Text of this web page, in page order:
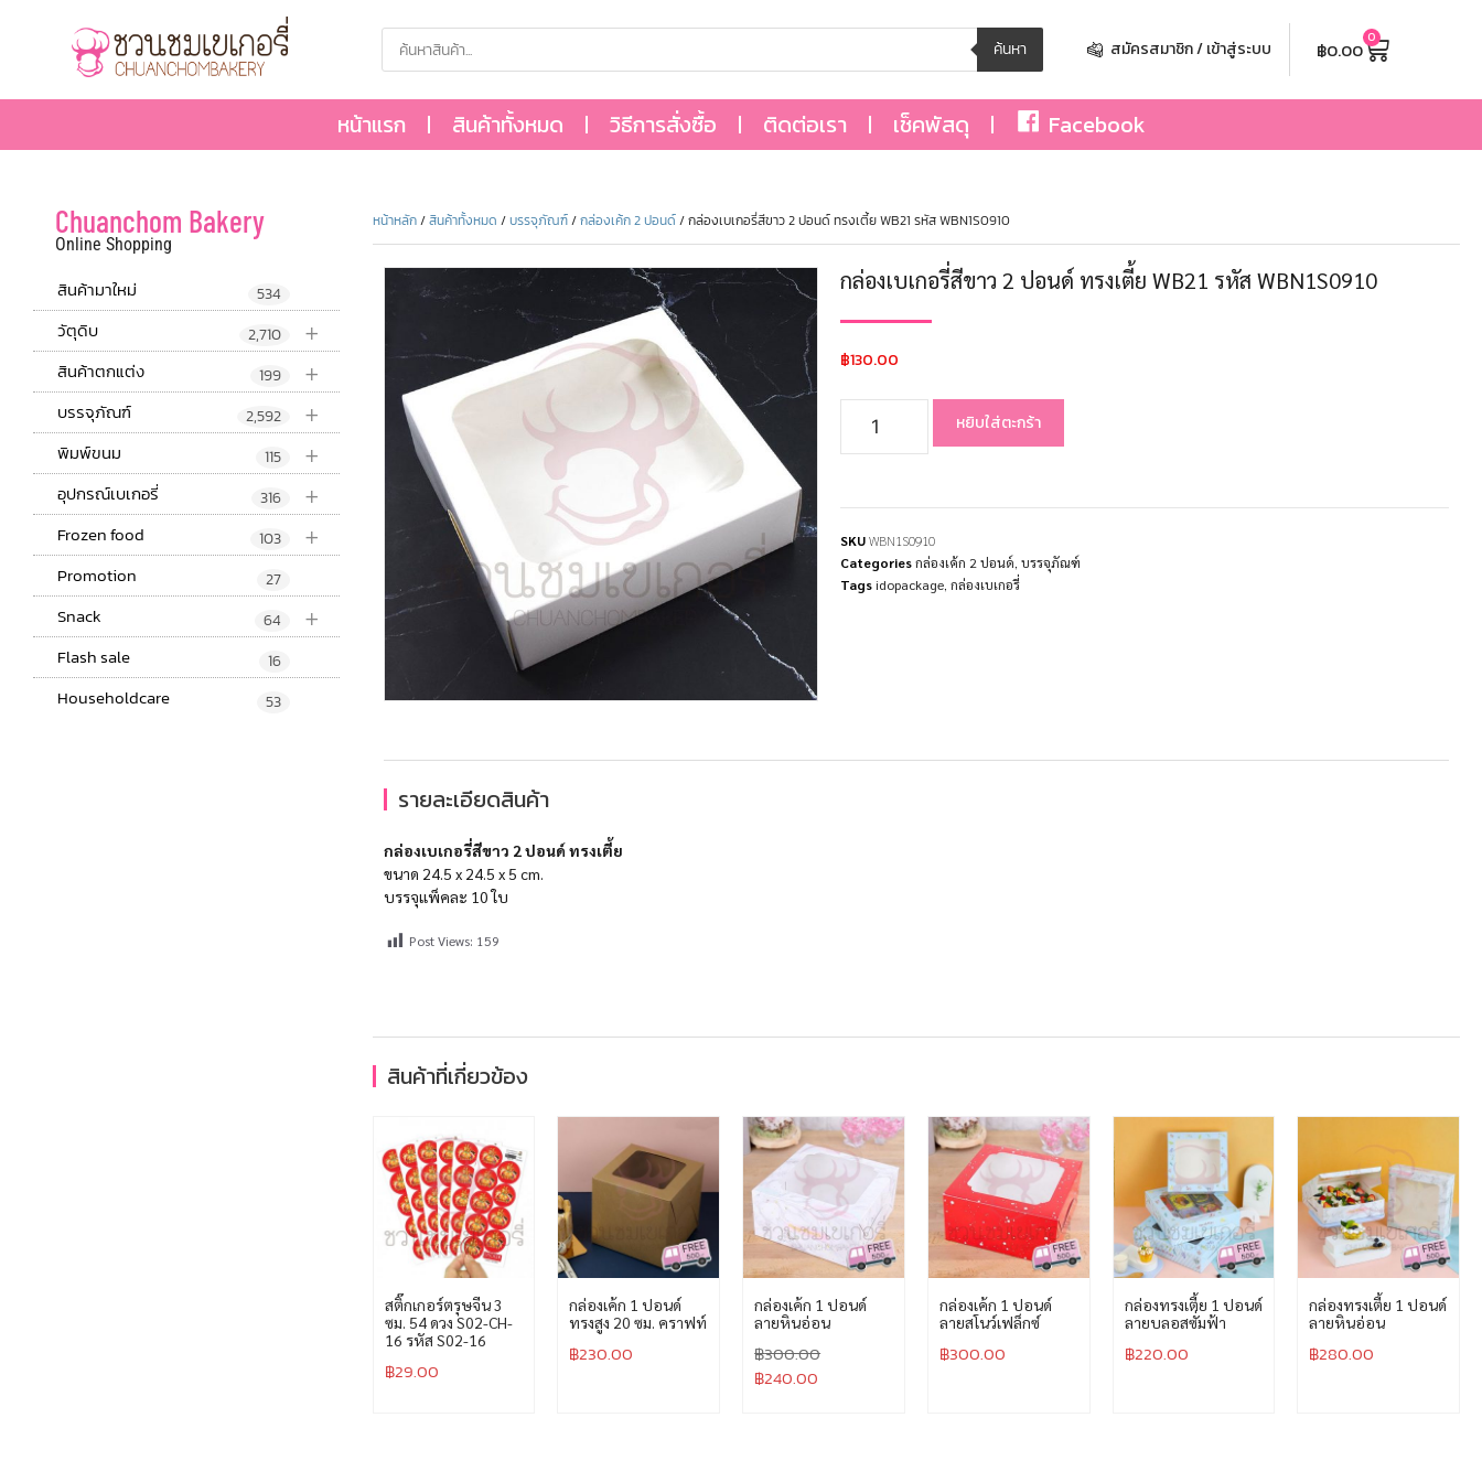
ค้นหา สมัครสมาชิก / เข้าสู่ระบบ ฿0.00 0
หน้าแรก สินค้าทั้งหมด วิธีการสั่งซื้อ ติดต่อเรา เช็คพัสดุ Facebook
Chuanchom Bakery
Online Shopping
สินค้ามาใหม่ 534
+
วัตุดิบ 2,710
+
สินค้าตกแต่ง 199
+
บรรจุภัณฑ์ 2,592
+
พิมพ์ขนม 115
+
อุปกรณ์เบเกอรี่ 316
+
Frozen food 103
Promotion 27
+
Snack 64
Flash sale 16
Householdcare 53
หน้าหลัก/สินค้าทั้งหมด /บรรจุภัณฑ์/กล่องเค้ก 2 ปอนด์/ กล่องเบเกอรี่สีขาว 2 ปอนด์ ทรงเตี้ย WB21 รหัส WBN1S0910
กล่องเบเกอรี่สีขาว 2 ปอนด์ ทรงเตี้ย WB21 รหัส WBN1S0910
฿130.00
หยิบใส่ตะกร้า
SKUWBN1S0910
Categoriesกล่องเค้ก 2 ปอนด์ บรรจุภัณฑ์
Tags idopackage, กล่องเบเกอรี่
รายละเอียดสินค้า
กล่องเบเกอรี่สีขาว 2 ปอนด์ ทรงเตี้ย
ขนาด 24.5 x 24.5 x 5 cm.
บรรจุแพ็คละ 10 ใบ
Post Views: 159
สินค้าที่เกี่ยวข้อง
สติ๊กเกอร์ตรุษจีน 3
ซม. 54 ดวง S02-CH-
16 รหัส S02-16
฿29.00
กล่องเค้ก 1 ปอนด์
ทรงสูง 20 ซม. คราฟท์
฿230.00
กล่องเค้ก 1 ปอนด์
ลายหินอ่อน
฿300.00
฿240.00
กล่องเค้ก 1 ปอนด์
ลายสโนว์เฟล็กซ์
฿300.00
กล่องทรงเตี้ย 1 ปอนด์
ลายบลอสซั่มฟ้า
฿220.00
กล่องทรงเตี้ย 1 ปอนด์
ลายหินอ่อน
฿280.00